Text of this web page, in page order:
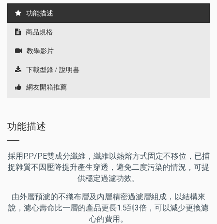
功能描述
商品規格
教學影片
下載型錄 / 說明書
網友開箱推薦
功能描述
採用P.P/PE雙成分纖維，纖維以熱熔方式固定不移位，已捕
捉雜質不因壓降提升產生穿透，避免二度污染的情況，可提
供穩定過濾功效。
由外層預濾的不織布層及內層精密過濾層組成，以結構來
說，濾心壽命比一層的產品更長1.5到3倍，可以減少更換濾
心的費用。